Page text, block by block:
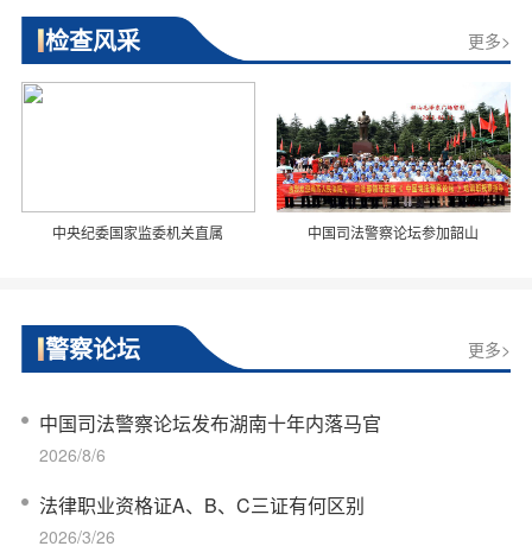
检查风采 更多>
中央纪委国家监委机关直属 中国司法警察论坛参加韶山
警察论坛 更多>
中国司法警察论坛发布湖南十年内落马官
2026/8/6
法律职业资格证A、B、C三证有何区别
2026/3/26